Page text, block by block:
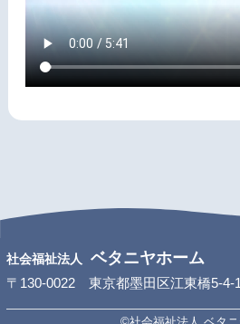
社会福祉法人 ベタニヤホーム
〒130-0022 東京都墨田区江東橋5-4-1